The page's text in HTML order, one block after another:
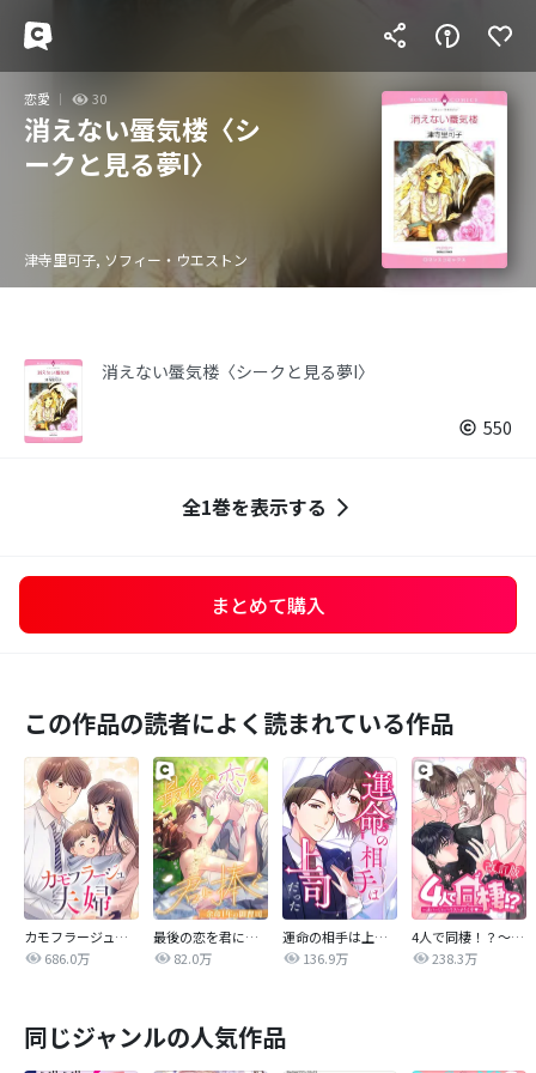
恋愛 30
消えない蜃気楼〈シ
ークと見る夢I〉
津寺里可子, ソフィー・ウエストン
消えない蜃気楼〈シークと見る夢I〉
550
全1巻を表示する
まとめて購入
この作品の読者によく読まれている作品
カモフラージュ夫婦
686.0万
最後の恋を君に捧ぐ～余命1年の御曹司～
82.0万
運命の相手は上司だった
136.9万
4人で同棲！？～逆ハーレムハウスへようこそ♥～【改訂版】
238.3万
同じジャンルの人気作品